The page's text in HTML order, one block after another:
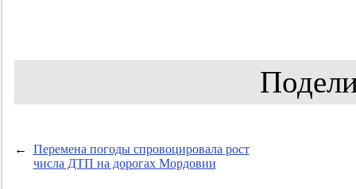
←
Перемена погоды спровоцировала рост
числа ДТП на дорогах Мордовии